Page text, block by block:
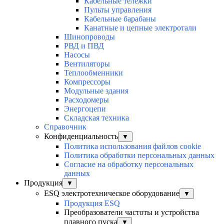
Пульты управления
Кабельные барабаны
Канатные и цепные электротали
Шинопроводы
РВД и ПВД
Насосы
Вентиляторы
Теплообменники
Компрессоры
Модульные здания
Расходомеры
Энергоцепи
Складская техника
Справочник
Конфиденциальность
▼
Политика использования файлов cookie
Политика обработки персональных данных
Согласие на обработку персональных
данных
Продукция
▼
ESQ электротехническое оборудование ▼
Продукция ESQ
Преобразователи частоты и устройства
плавного пуска
▼